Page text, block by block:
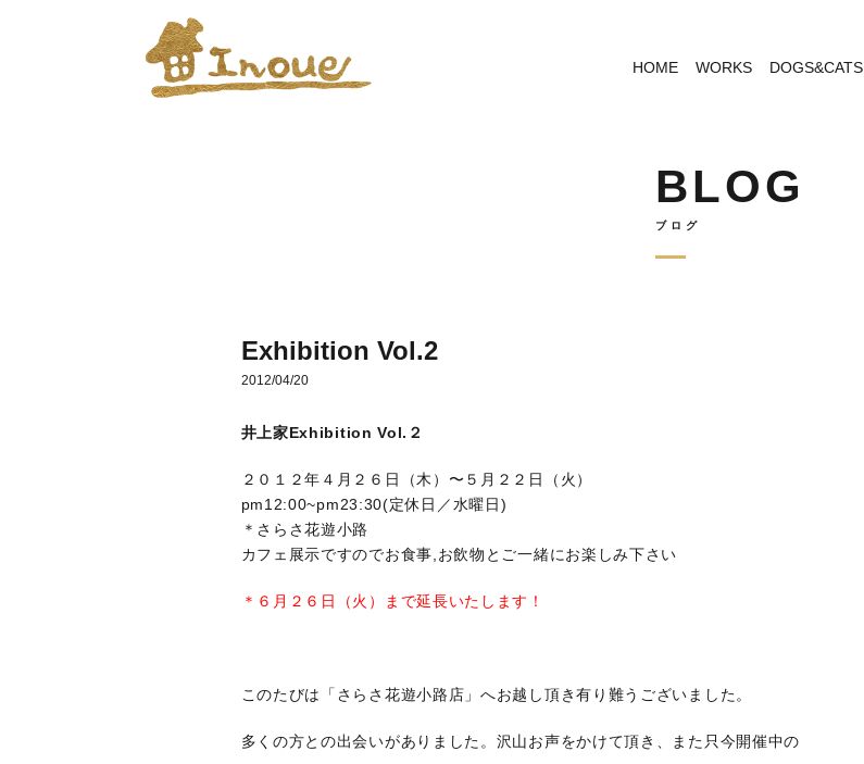
HOME WORKS DOGS&CATS
BLOG
ブログ
Exhibition Vol.2
2012/04/20
井上家Exhibition Vol.２
２０１２年４月２６日（木）〜５月２２日（火）
pm12:00~pm23:30(定休日／水曜日)
＊さらさ花遊小路
カフェ展示ですのでお食事,お飲物とご一緒にお楽しみ下さい
＊６月２６日（火）まで延長いたします！
このたびは「さらさ花遊小路店」へお越し頂き有り難うございました。
多くの方との出会いがありました。沢山お声をかけて頂き、また只今開催中の